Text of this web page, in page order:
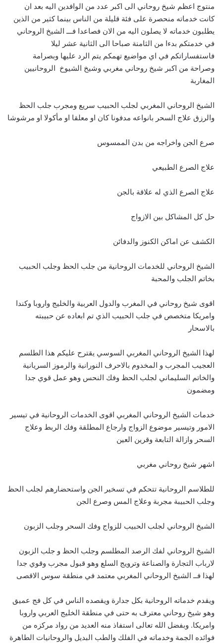
منتوج اعظم شيخ روحاني الى اكبر عدد من الوافدين اليه بعد ان
كانت خدماته منحصرة على فئة قليلة من الناس بينما كثير من الذين
يطلبون خدماته لا يصلون اليه من الان فصاعدا فـــ الشيخ الروحاني
في خدمتكم بدءا من الثامنة صباحا الى الثانية عشر ليلا
فاستفساراتكم في اي مواضيع تهمكم يتم الرد عليها وبصرامة
وصراحة من اكبر شيخ روحاني مغربي وشيخ الشيوخ الروحانيين
المغاربة
الشيخ الروحاني المغربي لجلب الحبيب سريع ومجرب جلب الحظ
والرزق علاج السحر بانواعه مدفونا كان او معلقا او مأكولا او مرشوشا
صرع الجن واخراجه من بدن الممسوس
علاج الصرع الطبيعي
علاج الصرع الذي له علاقة بالجن
حل كل المشاكل بين الازواج
الكشف عن اماكن الكنوز والدفائن
الشيخ الروحاني للخدمات الروحانية من جلب الحظ وجلب الحبيب
بخاتم الجلب والمحبة
اقوى شيخ روحاني في المغرب والدول العربية والخليج واروبا وكندا
وامريكا متخصص في جلب الحبيب الذي تم ابعاده عن حبيبته
بالاسحار
لهذا الشيخ الروحاني المغربي السوسي يقترح عليكم هذا الطلسم
العجيب المجرب و المخدوم بالاحرف النورانية والرموز السريانية
والخاتم السليماني لجلب الحظ وفك النحس وهو عمل قوي جدا
ومضمون
خدمات الشيخ الروحاني المغربي اقوى الخدمات الروحانية في تيسير
الامور وتيسير موضوع الزواج وارجاع المطلقة وفك الربط وعلاج
السحر وازالة التابعة وقرين العين
اشهر شيخ روحاني مغربي
للطلاسم الروحانية تتحكم في تسخير الجن واستحضارهم لجلب الحظ
وجلب الحبيبة مجربة وعلاج المس وصرع الجن
الشيخ الروحاني لجلب الحبيب للزواج وفك السحر وجلب الزبون
الشيخ الروحاني لفك الرصد المطلسم وجلب الحظ و جلب الزبون
لارباب التجارة والصناعة وترويج السلع وهو قبول مجرب وقوي جدا
لهذا فــ الشيخ الروحاني المغربي معتمد في منطقة سوس الاقصى
ويقدم خدماته الروحانية بكل جدارة ويقصده الناس في كل فج عميق
وهو شيخ روحاني معترف به حتى في منطقة الخليج العربي واروبا
وامريكا. وبفضل الله تعالى استفاذ منه العديد من رواد مركزه من
فوائده الجمة وخدماته في الفلك والطب البديل والروحانيات الطاهرة